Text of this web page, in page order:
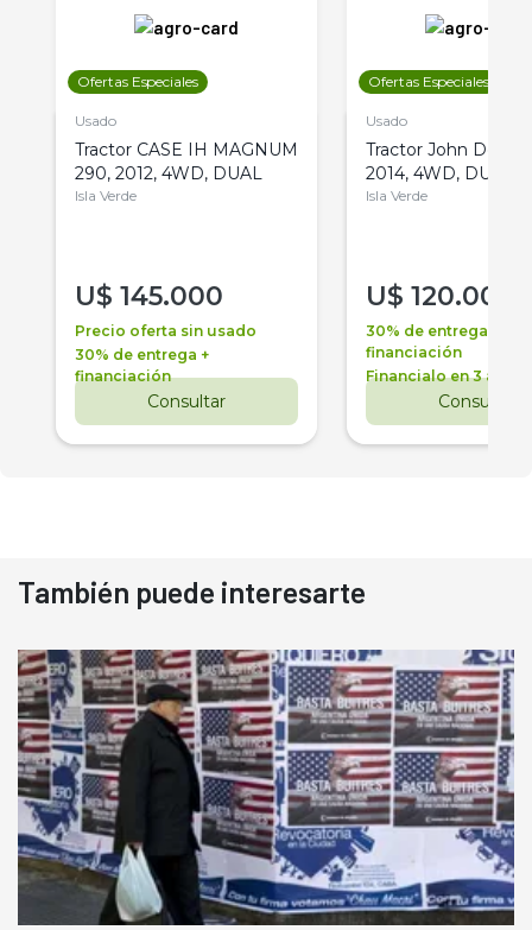
Ofertas Especiales
Usado
Tractor CASE IH MAGNUM
290, 2012, 4WD, DUAL
Isla Verde
U$ 145.000
Precio oferta sin usado
30% de entrega +
financiación
Consultar
Ofertas Especiales
Usado
Tractor John Deere
2014, 4WD, DUAL
Isla Verde
U$ 120.000
30% de entrega +
financiación
Financialo en 3 años
Consultar
También puede interesarte